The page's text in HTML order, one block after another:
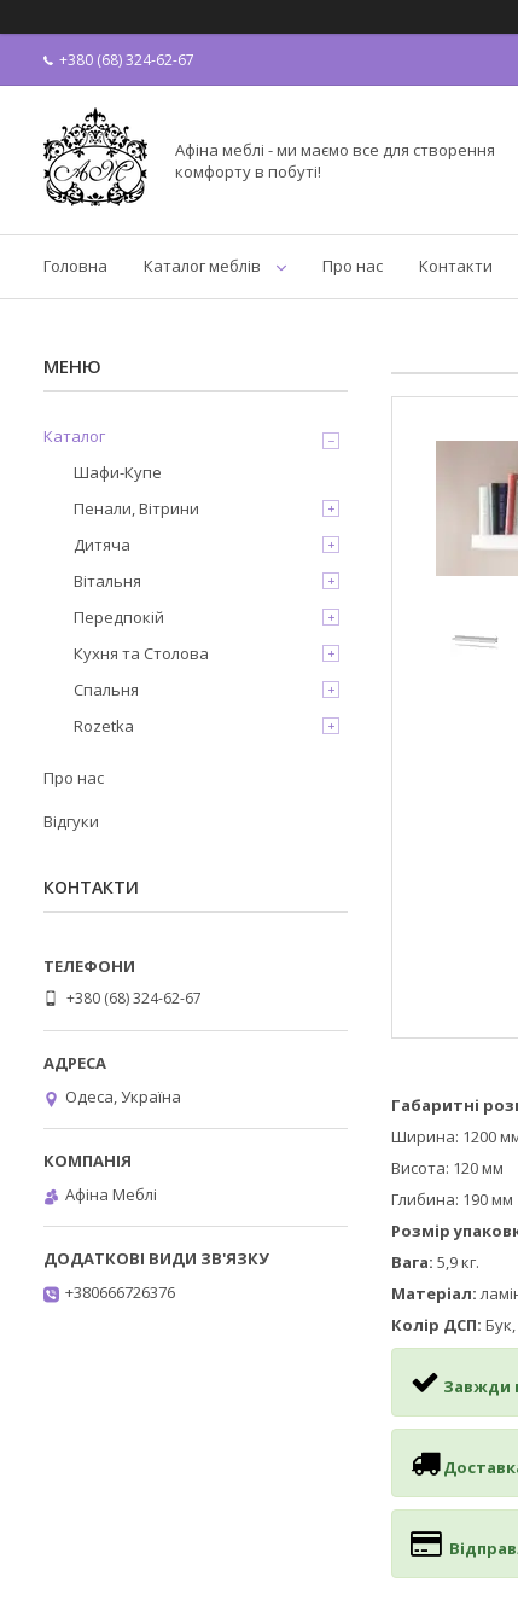
+380 (68) 324-62-67
Афіна меблі - ми маємо все для створення
комфорту в побуті!
Головна Каталог меблів Про нас Контакти
Габаритні
Ширина: 1200
Висота: 120 мм
Глибина: 190 мм
Розмір
Вага: 5,9 кг.
Матеріал:
Колір ДСП:
Завжди
Каталог
Шафи-Купе
Пенали, Вітрини
Дитяча
Вітальня
Передпокій
Кухня та Столова
Спальня
Rozetka
Про нас
Відгуки
КОНТАКТИ
+380 (68) 324-62-67
Одеса, Україна
Афіна Меблі
+380666726376